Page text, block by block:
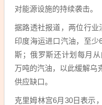
对能源设施的持续袭击。
据路透社报道，两位行业
印度海运进口汽油，至
斯；俄罗斯还计划每月
万吨的汽油，以此缓解乌
供应缺口。
克里姆林宫6月30日表示